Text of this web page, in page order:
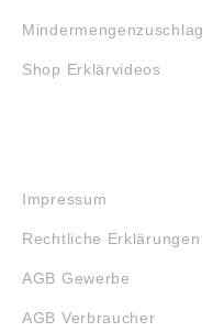
Mindermengenzuschlag
Shop Erklärvideos
Impressum
Rechtliche Erklärungen
AGB Gewerbe
AGB Verbraucher